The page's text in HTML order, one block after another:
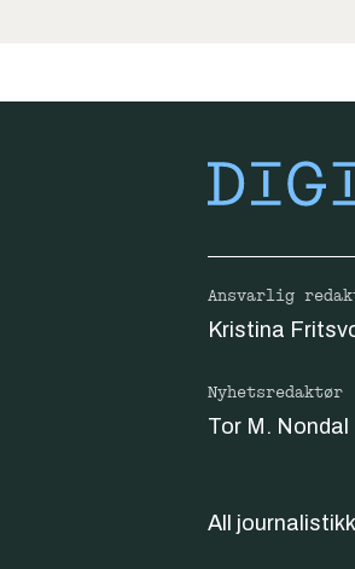
Ansvarlig
Kristina
Nyhetsredaktør
Tor M. Nondal
All